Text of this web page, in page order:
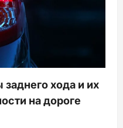
хода и их
на дороге